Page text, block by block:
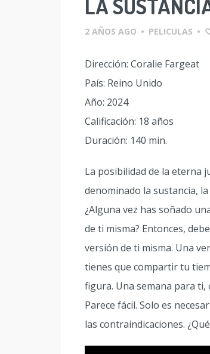
LA
2 AÑOS AGO • PELICULAS •
Dirección: Coralie Fargeat
País: Reino Unido
Año: 2024
Calificación: 18 años
Duración: 140 min.
La posibilidad de la eterna
denominado la sustancia,
¿Alguna vez has soñado
de ti misma? Entonces,
versión de ti misma. Una
tienes que compartir tu
figura. Una semana para
Parece fácil. Solo es
las contraindicaciones.